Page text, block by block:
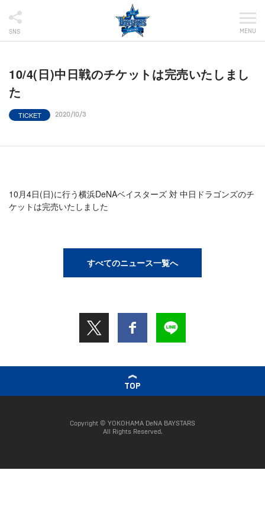
SNS MENU
10/4(日)中日戦のチケットは完売いたしまし
た
TICKET 2020/10/3
10月4日(日)に行う横浜DeNAベイスターズ 対 中日ドラゴンズのチ
ケットは完売いたしました
すべてのニュース一覧へ
TOP
Copyright © YOKOHAMA DeNA BAYSTARS
All Rights Reserved.